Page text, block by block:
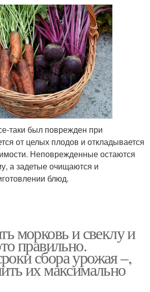
таки был поврежден при
от целых плодов и откладывается
Неповрежденные остаются
а задетые очищаются и
блюд.
морковь и свеклу и
правильно.
сбора урожая –,
их максимально